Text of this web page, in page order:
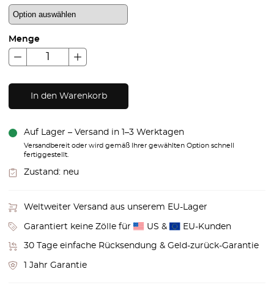
Menge
In den Warenkorb
Auf Lager – Versand in 1–3 Werktagen
Versandbereit oder wird gemäß Ihrer gewählten Option schnell
fertiggestellt.
Zustand: neu
Weltweiter Versand aus unserem EU-Lager
Garantiert keine Zölle für US & EU-Kunden
30 Tage einfache Rücksendung & Geld-zurück-Garantie
1 Jahr Garantie